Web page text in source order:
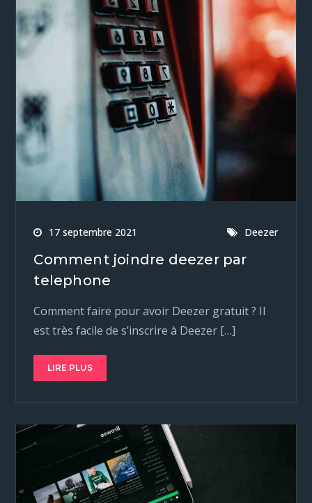
17 septembre 2021 Deezer
Comment joindre deezer par
telephone
Comment faire pour avoir Deezer gratuit ? Il
est très facile de s’inscrire à Deezer […]
LIRE PLUS